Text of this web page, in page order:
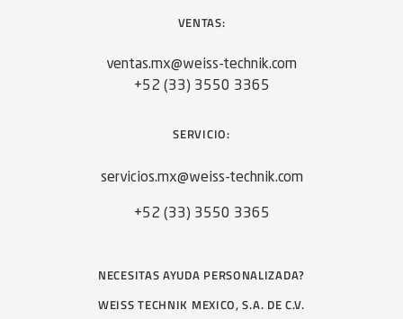
VENTAS:
ventas.mx@weiss-technik.com
+52 (33) 3550 3365
SERVICIO:
servicios.mx@weiss-technik.com
+52 (33) 3550 3365
NECESITAS AYUDA PERSONALIZADA?
WEISS TECHNIK MEXICO, S.A. DE C.V.